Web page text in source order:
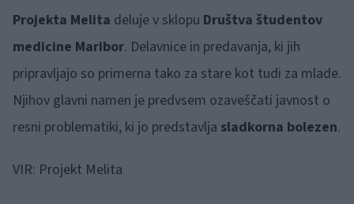
Projekta Melita deluje v sklopu Društva študentov
medicine Maribor. Delavnice in predavanja, ki jih
pripravljajo so primerna tako za stare kot tudi za mlade.
Njihov glavni namen je predvsem ozaveščati javnost o
resni problematiki, ki jo predstavlja sladkorna bolezen.
VIR: Projekt Melita